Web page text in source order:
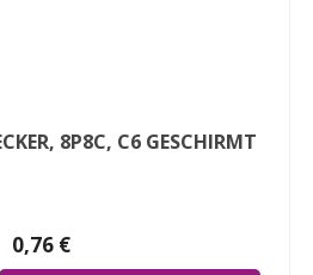
8P8C, C6 GESCHIRMT
0,76 €